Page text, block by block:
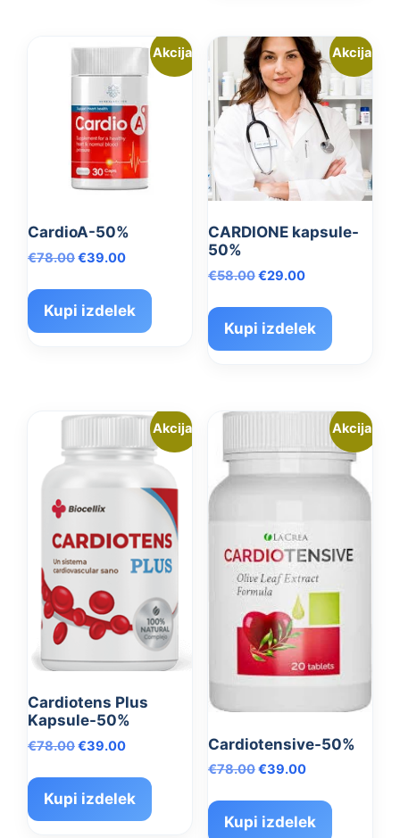
Akcija!
CardioA-50%
€78.00Izvirna
je
bila:
€78.00.
€39.00Trenutna
je:
€39.00.
Kupi izdelek
Akcija!
CARDIONE kapsule-
50%
€58.00Izvirna
je
bila:
€58.00.
€29.00Trenutna
je:
€29.00.
Kupi izdelek
Akcija!
Cardiotens Plus
Kapsule-50%
€78.00Izvirna
je
bila:
€78.00.
€39.00Trenutna
je:
€39.00.
Kupi izdelek
Akcija!
Cardiotensive-50%
€78.00Izvirna
je
bila:
€39.00Trenutna
je:
€39.00.
Kupi izdelek